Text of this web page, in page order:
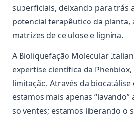
superficiais, deixando para trás
potencial terapêutico da planta,
matrizes de celulose e lignina.
A Bioliquefação Molecular
expertise científica da Phenbiox,
limitação. Através da biocatálise
estamos mais apenas “lavando”
solventes; estamos liberando o